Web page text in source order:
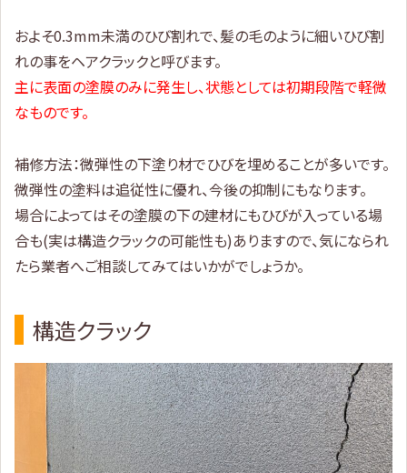
およそ0.3mm未満のひび割れで、髪の毛のように細いひび割
れの事をヘアクラックと呼びます。
主に表面の塗膜のみに発生し、状態としては初期段階で軽微
なものです。
補修方法：微弾性の下塗り材でひびを埋めることが多いです。
微弾性の塗料は追従性に優れ、今後の抑制にもなります。
場合によってはその塗膜の下の建材にもひびが入っている場
合も(実は構造クラックの可能性も)ありますので、気になられ
たら業者へご相談してみてはいかがでしょうか。
構造クラック